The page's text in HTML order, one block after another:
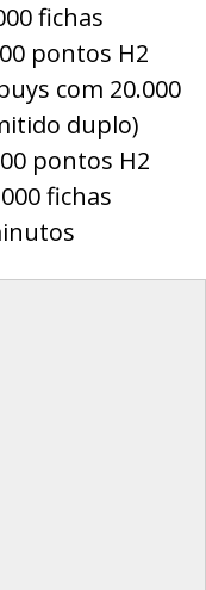
fichas
pontos H2
com 20.000
duplo)
pontos H2
fichas